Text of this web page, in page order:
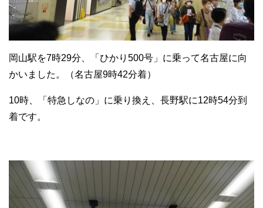
岡山駅を7時29分、「ひかり500号」に乗って名古屋に向
かいました。（名古屋9時42分着）
10時、「特急しなの」に乗り換え、長野駅に12時54分到
着です。